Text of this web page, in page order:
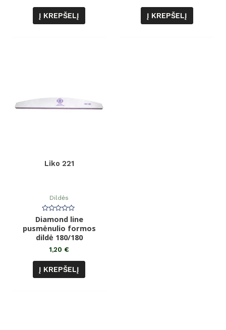
Į KREPŠELĮ Į KREPŠELĮ
Liko 221
Dildės
Įvertinimas:
0
iš
5
Diamond line
pusmėnulio formos
dildė 180/180
1,20 €
Į KREPŠELĮ